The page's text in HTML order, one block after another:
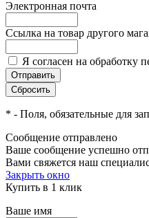
Электронная почта
Ссылка на товар другого
Я согласен на обработку
* - Поля, обязательные для
Сообщение отправлено
Ваше сообщение успешно
Вами свяжется наш
Закрыть окно
Купить в 1 клик
Ваше имя